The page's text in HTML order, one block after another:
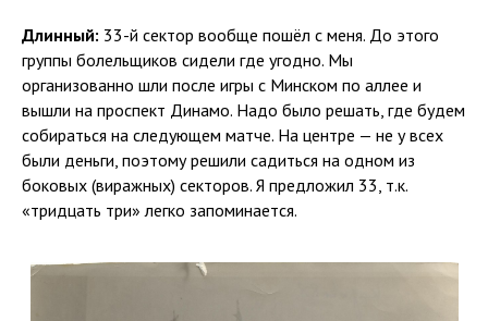
Длинный: 33-й сектор вообще пошёл с меня. До этого
группы болельщиков сидели где угодно. Мы
организованно шли после игры с Минском по аллее и
вышли на проспект Динамо. Надо было решать, где будем
собираться на следующем матче. На центре — не у всех
были деньги, поэтому решили садиться на одном из
боковых (виражных) секторов. Я предложил 33, т.к.
«тридцать три» легко запоминается.